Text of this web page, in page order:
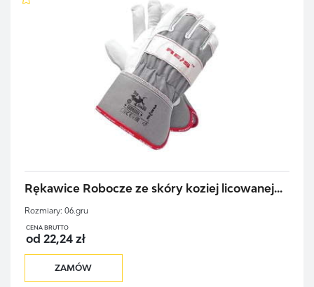
Rękawice Robocze ze skóry koziej licowanej...
Rozmiary: 06.gru
CENA BRUTTO
od 22,24 zł
ZAMÓW